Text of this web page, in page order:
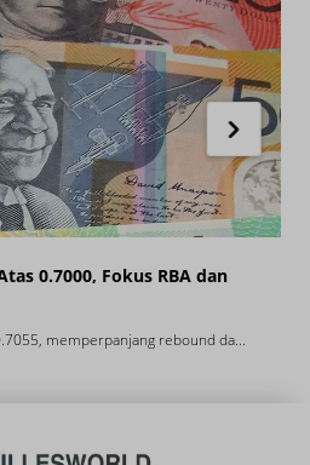
0.7000, Fokus RBA dan
memperpanjang rebound da...